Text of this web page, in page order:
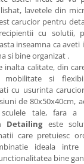
lavetele din
carucior pentru
cu solutii,
inseamna ca
si bine organizat .
inalta calitate, din
si
cu usurinta
de 80x50x40cm,
tale, fara a
Detailingeste
care pretuiesc
ideala intre
bine